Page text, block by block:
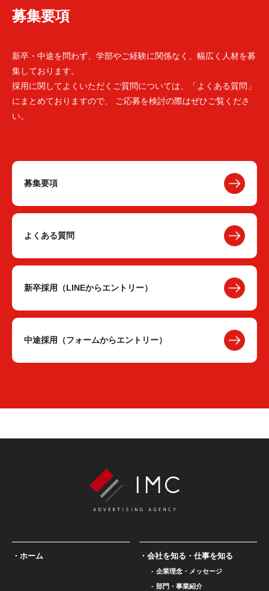
募集要項
新卒・中途を問わず、学部やご経験に関係なく、幅広く人材を募
集しております。
採用に関してよくいただくご質問については、「よくある質問」
にまとめておりますので、 ご応募を検討の際はぜひご覧くださ
い。
募集要項
よくある質問
新卒採用（LINEからエントリー）
中途採用（フォームからエントリー）
ホーム 会社を知る・仕事を知る
企業理念・メッセージ
部門・事業紹介